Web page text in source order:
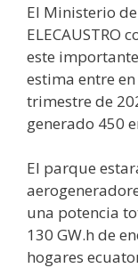
El Ministerio
ELECAUSTRO
este
estima entre
trimestre de
generado 450
El parque
una potencia
130 GW.h de
hogares